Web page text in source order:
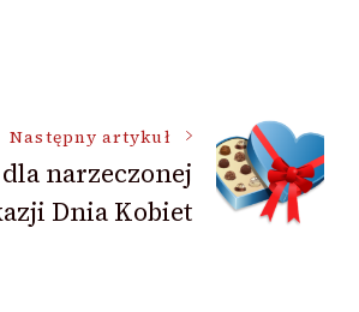
Następny artykuł
narzeczonej
Dnia Kobiet